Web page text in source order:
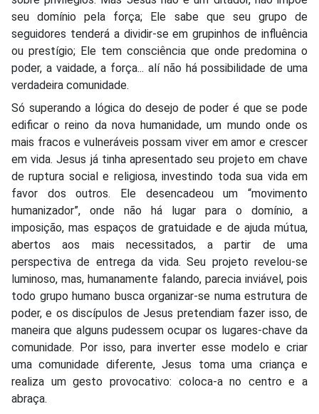
seu domínio pela força; Ele sabe que seu grupo de
seguidores tenderá a dividir-se em grupinhos de influência
ou prestígio; Ele tem consciência que onde predomina o
poder, a vaidade, a força... alí não há possibilidade de uma
verdadeira comunidade.
Só superando a lógica do desejo de poder é que se pode
edificar o reino da nova humanidade, um mundo onde os
mais fracos e vulneráveis possam viver em amor e crescer
em vida. Jesus já tinha apresentado seu projeto em chave
de ruptura social e religiosa, investindo toda sua vida em
favor dos outros. Ele desencadeou um “movimento
humanizador”, onde não há lugar para o domínio, a
imposição, mas espaços de gratuidade e de ajuda mútua,
abertos aos mais necessitados, a partir de uma
perspectiva de entrega da vida. Seu projeto revelou-se
luminoso, mas, humanamente falando, parecia inviável, pois
todo grupo humano busca organizar-se numa estrutura de
poder, e os discípulos de Jesus pretendiam fazer isso, de
maneira que alguns pudessem ocupar os lugares-chave da
comunidade. Por isso, para inverter esse modelo e criar
uma comunidade diferente, Jesus toma uma criança e
realiza um gesto provocativo: coloca-a no centro e a
abraça.